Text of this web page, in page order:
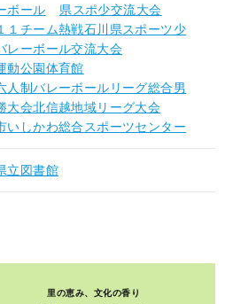
ボール
県スポ少交流大会
１チーム熱戦石川県スポーツ少
レーボール交流大会
動公園体育館
人制バレーボールリーグ総合男
大会北信越地域リーグ大会
いしかわ総合スポーツセンター
立図書館
里の恵み、文化の香り